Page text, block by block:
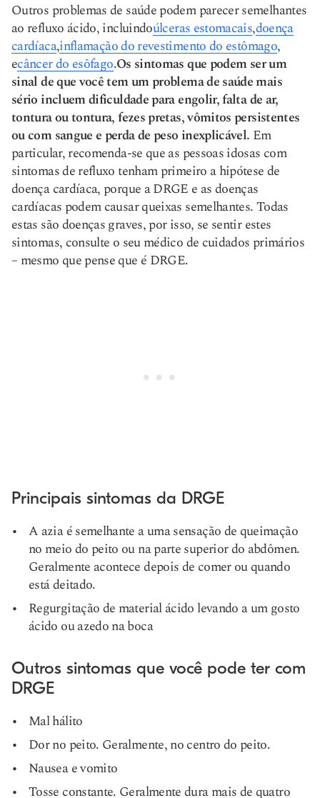
Outros problemas de saúde podem parecer semelhantes
ao refluxo ácido, incluindoúlceras estomacais,doença
cardíaca,inflamação do revestimento do estômago,
ecâncer do esôfago.Os sintomas que podem ser um
sinal de que você tem um problema de saúde mais
sério incluem dificuldade para engolir, falta de ar,
tontura ou tontura, fezes pretas, vômitos persistentes
ou com sangue e perda de peso inexplicável. Em
particular, recomenda-se que as pessoas idosas com
sintomas de refluxo tenham primeiro a hipótese de
doença cardíaca, porque a DRGE e as doenças
cardíacas podem causar queixas semelhantes. Todas
estas são doenças graves, por isso, se sentir estes
sintomas, consulte o seu médico de cuidados primários
– mesmo que pense que é DRGE.
Principais sintomas da DRGE
A azia é semelhante a uma sensação de queimação
no meio do peito ou na parte superior do abdômen.
Geralmente acontece depois de comer ou quando
está deitado.
Regurgitação de material ácido levando a um gosto
ácido ou azedo na boca
Outros sintomas que você pode ter com
DRGE
Mal hálito
Dor no peito. Geralmente, no centro do peito.
Nausea e vomito
Tosse constante. Geralmente dura mais de quatro